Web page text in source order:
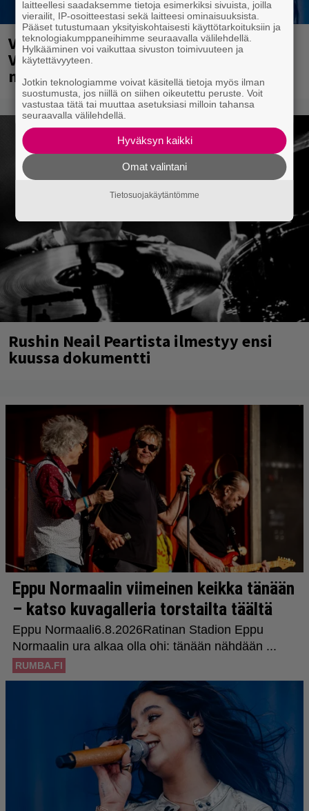
Valtava Yle 100 vuotta -tapahtuma
Veikkaus Arenalla syyskuussa – muista
myös metalliklassikot-konsertti
Rushin Neail Peartista ilmestyy ensi
kuussa dokumentti
laitteellesi saadaksemme tietoja esimerkiksi sivuista, joilla
vierailit, IP-osoitteestasi sekä laitteesi ominaisuuksista.
Pääset tutustumaan yksityiskohtaisesti käyttötarkoituksiin ja
teknologiakumppaneihimme seuraavalla välilehdellä.
Hylkääminen voi vaikuttaa sivuston toimivuuteen ja
käytettävyyteen.
Jotkin teknologiamme voivat käsitellä tietoja myös ilman
suostumusta, jos niillä on siihen oikeutettu peruste. Voit
vastustaa tätä tai muuttaa asetuksiasi milloin tahansa
seuraavalla välilehdellä.
Hyväksyn kaikki
Omat valintani
Tietosuojakäytäntömme